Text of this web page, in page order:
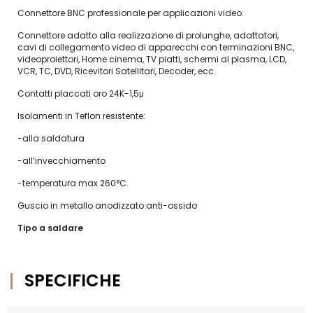
Connettore BNC professionale per applicazioni video.
Connettore adatto alla realizzazione di prolunghe, adattatori,
cavi di collegamento video di apparecchi con terminazioni BNC,
videoproiettori, Home cinema, TV piatti, schermi al plasma, LCD,
VCR, TC, DVD, Ricevitori Satellitari, Decoder, ecc.
Contatti placcati oro 24K-1,5μ
Isolamenti in Teflon resistente:
-alla saldatura
-all’invecchiamento
-temperatura max 260°C.
Guscio in metallo anodizzato anti-ossido
Tipo a saldare
SPECIFICHE